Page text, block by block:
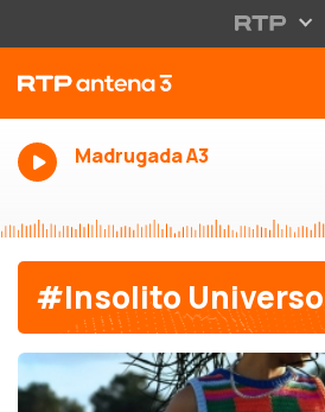
Madrugada A3
#Insolito Universo